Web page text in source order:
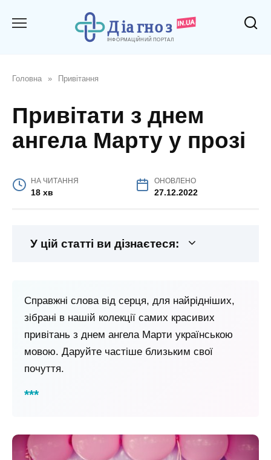
Головна » Привітання
Привітати з днем
ангела Марту у прозі
НА ЧИТАННЯ
18 хв
ОНОВЛЕНО
27.12.2022
У цій статті ви дізнаєтеся:
Справжні слова від серця, для найрідніших,
зібрані в нашій колекції самих красивих
привітань з днем ангела Марти українською
мовою. Даруйте частіше близьким свої
почуття.